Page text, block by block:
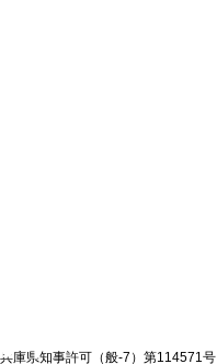
兵庫県知事許可（般-7）第114571号